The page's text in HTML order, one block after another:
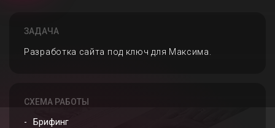
ЗАДАЧА
Разработка сайта под ключ для Максима.
СХЕМА РАБОТЫ
Брифинг